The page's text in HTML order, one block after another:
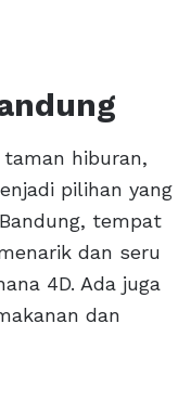
taman hiburan,
pilihan yang
tempat
dan seru
4D. Ada juga
dan